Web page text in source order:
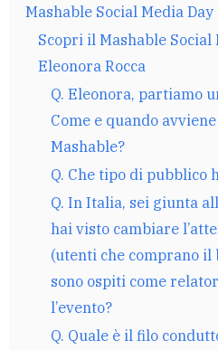
Mashable Social Media
Scopri il Mashable Social
Eleonora Rocca
Q. Eleonora, partiamo
Come e quando
Mashable?
Q. Che tipo di pubblico
Q. In Italia, sei giunta
hai visto cambiare
(utenti che comprano il
sono ospiti come
l’evento?
Q. Quale è il filo